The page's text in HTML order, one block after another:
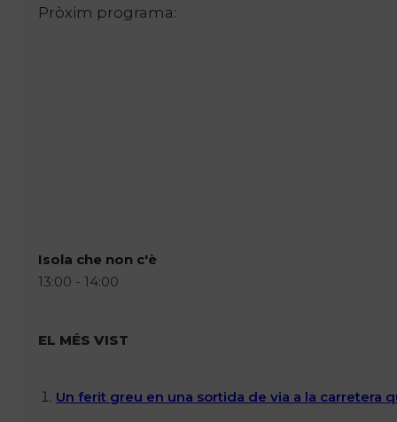
Pròxim programa:
Isola che non c'è
13:00 - 14:00
EL MÉS VIST
Un ferit greu en una sortida de via a la carretera